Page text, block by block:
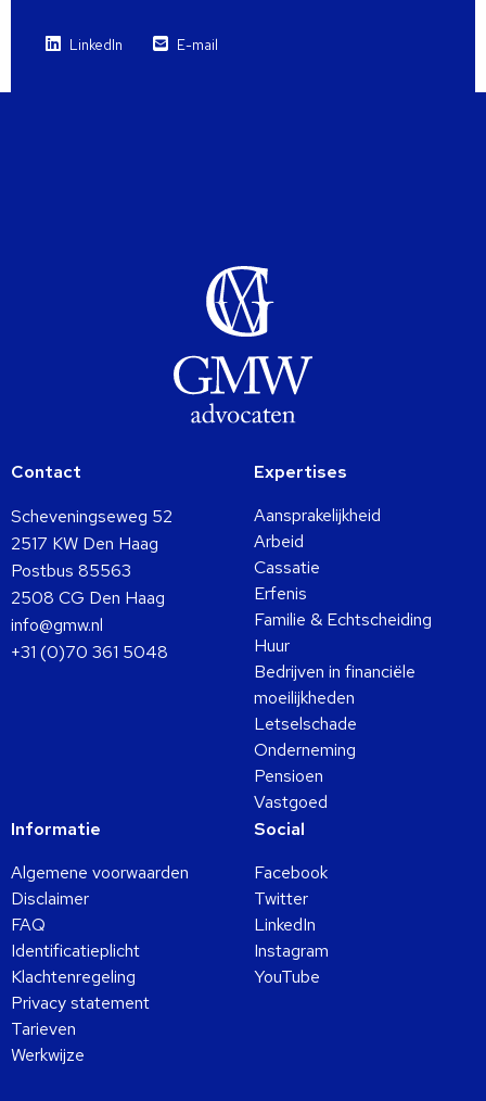
LinkedIn E-mail
Contact
Scheveningseweg 52
2517 KW Den Haag
Postbus 85563
2508 CG Den Haag
info@gmw.nl
+31 (0)70 361 5048
Expertises
Aansprakelijkheid
Arbeid
Cassatie
Erfenis
Familie & Echtscheiding
Huur
Bedrijven in financiële
moeilijkheden
Letselschade
Onderneming
Pensioen
Vastgoed
Informatie
Algemene voorwaarden
Disclaimer
FAQ
Identificatieplicht
Klachtenregeling
Privacy statement
Tarieven
Werkwijze
Social
Facebook
Twitter
LinkedIn
Instagram
YouTube